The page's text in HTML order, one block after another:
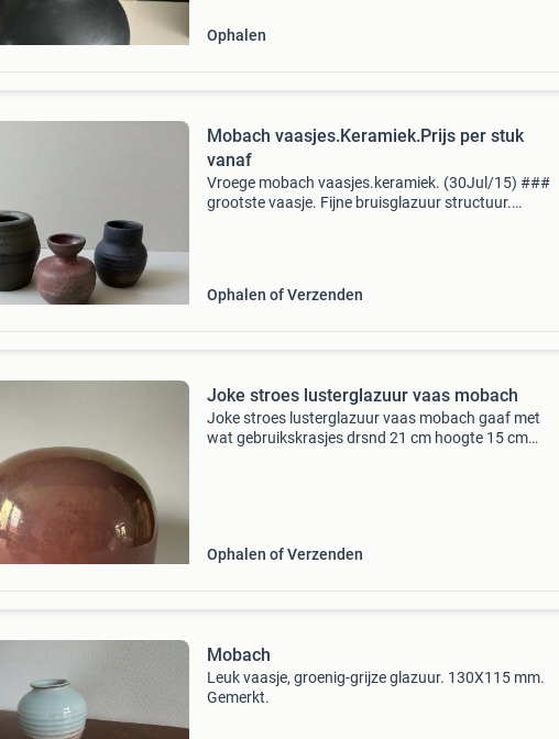
Ophalen
Mobach vaasjes.Keramiek.Prijs per stuk
vanaf
Vroege mobach vaasjes.keramiek. (30Jul/15) ###
grootste vaasje. Fijne bruisglazuur structuur.
Ophalen of Verzenden
Joke stroes lusterglazuur vaas mobach
Joke stroes lusterglazuur vaas mobach gaaf met
wat gebruikskrasjes drsnd 21 cm hoogte 15 cm
Ophalen of Verzenden
Mobach
Leuk vaasje, groenig-grijze glazuur. 130X115 mm.
Gemerkt.